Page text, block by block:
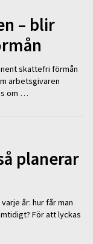
– blir
skattefri förmån
arbetsgivaren
om …
planerar
år: hur får man
För att lyckas